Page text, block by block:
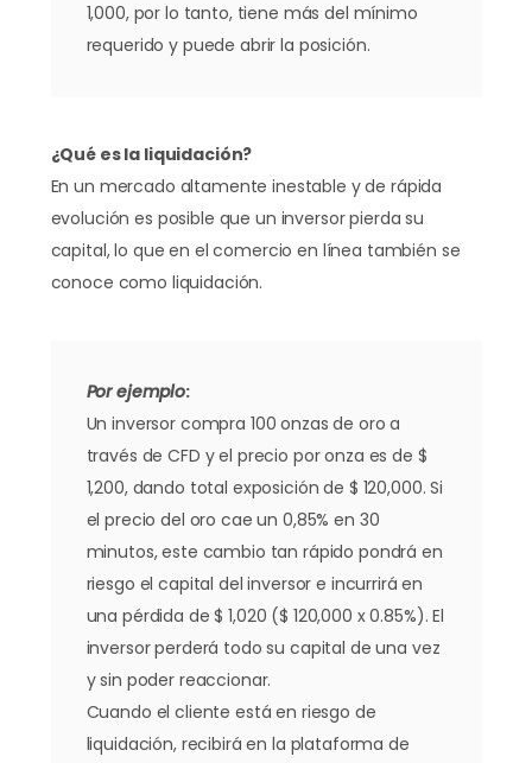
1,000, por lo tanto, tiene más del mínimo
requerido y puede abrir la posición.
¿Qué es la liquidación?
En un mercado altamente inestable y de rápida
evolución es posible que un inversor pierda su
capital, lo que en el comercio en línea también se
conoce como liquidación.
Por ejemplo:
Un inversor compra 100 onzas de oro a
través de CFD y el precio por onza es de $
1,200, dando total exposición de $ 120,000. Si
el precio del oro cae un 0,85% en 30
minutos, este cambio tan rápido pondrá en
riesgo el capital del inversor e incurrirá en
una pérdida de $ 1,020 ($ 120,000 x 0.85%). El
inversor perderá todo su capital de una vez
y sin poder reaccionar.
Cuando el cliente está en riesgo de
liquidación, recibirá en la plataforma de